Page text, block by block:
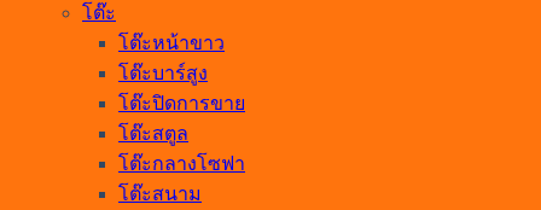
โต๊ะ
โต๊ะหน้าขาว
โต๊ะบาร์สูง
โต๊ะปิดการขาย
โต๊ะสตูล
โต๊ะกลางโซฟา
โต๊ะสนาม